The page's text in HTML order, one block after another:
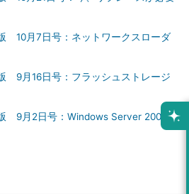
10月7日号：ネットワークスローダ
9月16日号：フラッシュストレージ
9月2日号：Windows Server 2003